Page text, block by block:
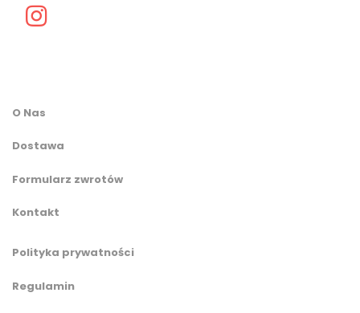
O Nas
Dostawa
Formularz zwrotów
Kontakt
Polityka prywatności
Regulamin